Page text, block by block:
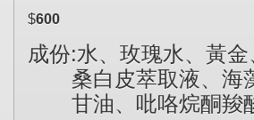
$600
成份:水、玫瑰水、黃
桑白皮萃取液、海藻
甘油、吡咯烷酮羧酸